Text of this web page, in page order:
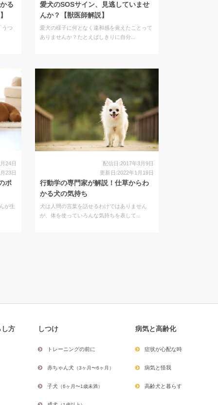
る
うつ
愛犬のSOSサイン、見逃していませ
んか？【獣医師解説】
愛犬の様子に何となく違和感を覚えたことって
ありませんか？たとえばしきりに自分...
24日
23日
ポ
が生
配信日:2017年3月9日
更新日:2022年1月19日
行動学の専門家が解説！仕草からわ
かる犬の気持ち
犬は人間の言葉を話せるわけではありません
が、体を使っていろんな気持ちを表して...
し方 しつけ
トレーニングの前に
赤ちゃん犬 （3ヶ月〜6ヶ月）
子犬 （6ヶ月〜1歳未満）
病気と高齢化
症状が心配な時
病気と怪我
高齢犬と暮らす